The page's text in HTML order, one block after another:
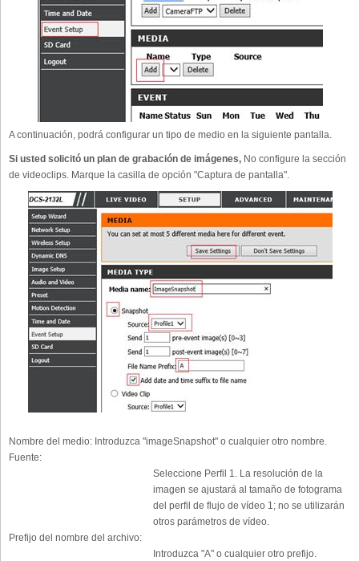
A continuación, podrá configurar un tipo de medio en la siguiente pantalla.
Si usted solicitó un plan de grabación de imágenes, No configure la sección
de videoclips. Marque la casilla de opción "Captura de pantalla".
Nombre del medio: Introduzca "imageSnapshot" o cualquier otro nombre.
Fuente:
Seleccione Perfil 1. La resolución de la
imagen se ajustará al tamaño de fotograma
del perfil de flujo de vídeo 1; no se utilizarán
otros parámetros de vídeo.
Prefijo del nombre del archivo:
Introduzca "A" o cualquier otro prefijo.